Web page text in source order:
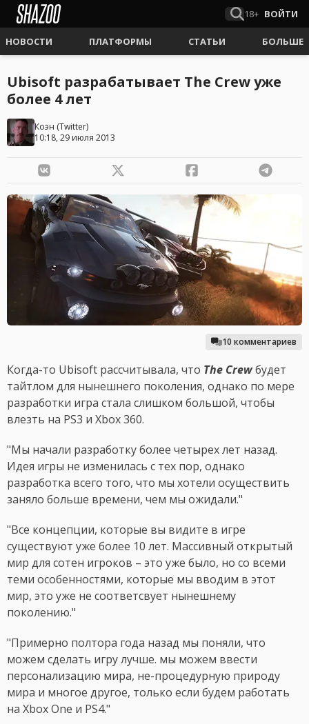
18+ ВОЙТИ
НОВОСТИ ПЛАТФОРМЫ СТАТЬИ БОЛЬШЕ
Ubisoft разрабатывает The Crew уже
более 4 лет
Коэн (Twitter)
10:18, 29 июля 2013
10 комментариев
Когда-то Ubisoft рассчитывала, что The Crewбудет
тайтлом для нынешнего поколения, однако по мере
разработки игра стала слишком большой, чтобы
влезть на PS3 и Xbox 360.
"Мы начали разработку более четырех лет назад.
Идея игры не изменилась с тех пор, однако
разработка всего того, что мы хотели осуществить
заняло больше времени, чем мы ожидали."
"Все концепции, которые вы видите в игре
существуют уже более 10 лет. Массивный открытый
мир для сотен игроков – это уже было, но со всеми
теми особенностями, которые мы вводим в этот
мир, это уже не соответсвует нынешнему
поколению."
"Примерно полтора года назад мы поняли, что
можем сделать игру лучше. мы можем ввести
персонализацию мира, не-процедурную природу
мира и многое другое, только если будем работать
на Xbox One и PS4."